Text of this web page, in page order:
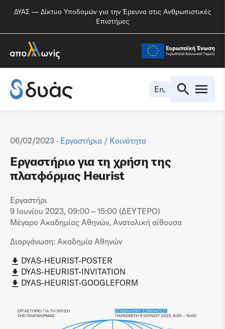
ΔΥΑΣ — Δίκτυο Υποδομών για την Έρευνα στις Ανθρωπιστικές
Επιστήμες
En.
06/02/2023 · Εργαστήρια / Κοινότητα
Εργαστήριο για τη χρήση της
πλατφόρμας Heurist
Εργαστήρι
9 Ιουνίου 2023, 09:00 – 15:00 (ΔΕΥΤΕΡΟ)
Μέγαρο Ακαδημίας Αθηνών, Ανατολική αίθουσα
Διοργάνωση: Ακαδημία Αθηνών
DYAS-HEURIST-POSTER
DYAS-HEURIST-INVITATION
DYAS-HEURIST-GOOGLEFORM